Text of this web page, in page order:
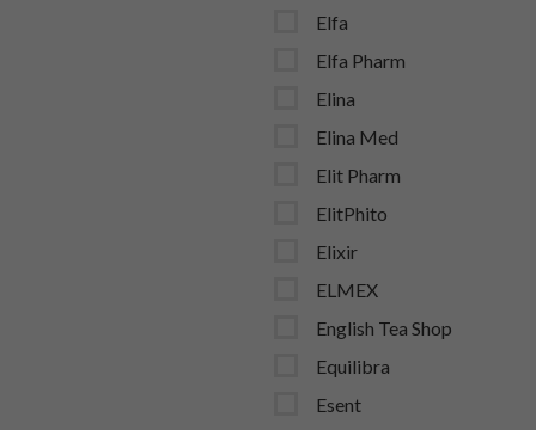
Elfa
Elfa Pharm
Elina
Elina Med
Elit Pharm
ElitPhito
Elixir
ELMEX
English Tea Shop
Equilibra
Esent